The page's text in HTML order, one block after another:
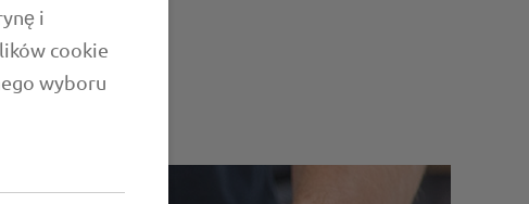
i
cookie
wyboru